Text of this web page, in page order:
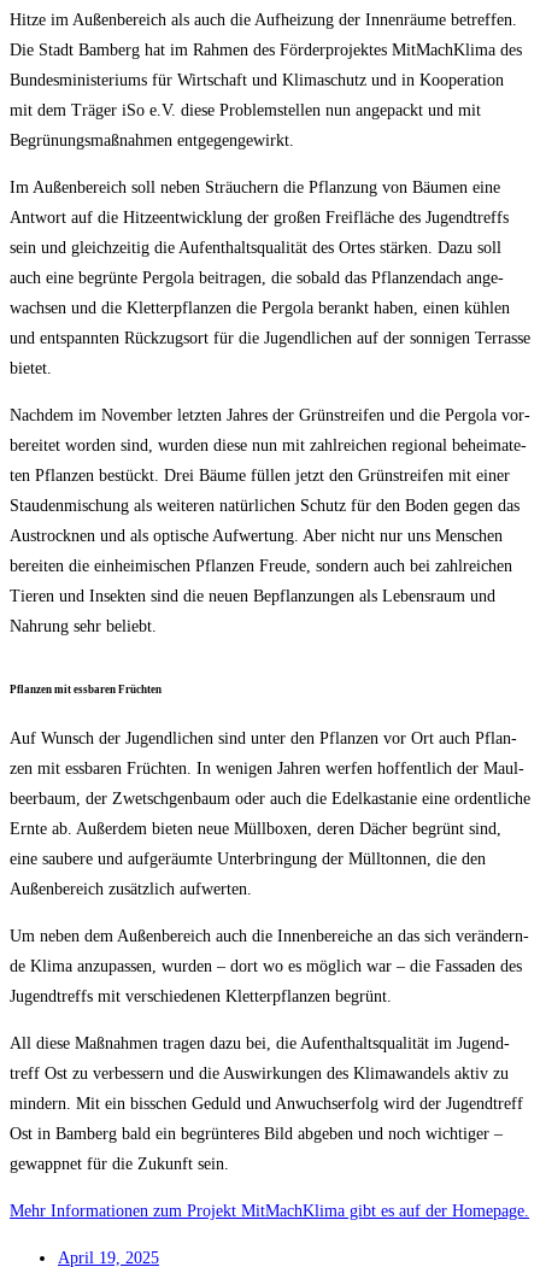
Hit­ze im Außen­be­reich als auch die Auf­hei­zung der Innen­räu­me betref­fen.
Die Stadt Bam­berg hat im Rah­men des För­der­pro­jek­tes Mit­Mach­Kli­ma des
Bun­des­mi­nis­te­ri­ums für Wirt­schaft und Kli­ma­schutz und in Koope­ra­ti­on
mit dem Trä­ger iSo e.V. die­se Pro­blem­stel­len nun ange­packt und mit
Begrü­nungs­maß­nah­men entgegengewirkt.
Im Außen­be­reich soll neben Sträu­chern die Pflan­zung von Bäu­men eine
Ant­wort auf die Hit­ze­ent­wick­lung der gro­ßen Frei­flä­che des Jugend­treffs
sein und gleich­zei­tig die Auf­ent­halts­qua­li­tät des Ortes stär­ken. Dazu soll
auch eine begrün­te Per­go­la bei­tra­gen, die sobald das Pflan­zen­dach ange­
wach­sen und die Klet­ter­pflan­zen die Per­go­la berankt haben, einen küh­len
und ent­spann­ten Rück­zugs­ort für die Jugend­li­chen auf der son­ni­gen Ter­ras­se
bietet.
Nach­dem im Novem­ber letz­ten Jah­res der Grün­strei­fen und die Per­go­la vor­
be­rei­tet wor­den sind, wur­den die­se nun mit zahl­rei­chen regio­nal behei­ma­te­
ten Pflan­zen bestückt. Drei Bäu­me fül­len jetzt den Grün­strei­fen mit einer
Stau­den­mi­schung als wei­te­ren natür­li­chen Schutz für den Boden gegen das
Aus­trock­nen und als opti­sche Auf­wer­tung. Aber nicht nur uns Men­schen
berei­ten die ein­hei­mi­schen Pflan­zen Freu­de, son­dern auch bei zahl­rei­chen
Tie­ren und Insek­ten sind die neu­en Bepflan­zun­gen als Lebens­raum und
Nah­rung sehr beliebt.
Pflan­zen mit ess­ba­ren Früchten
Auf Wunsch der Jugend­li­chen sind unter den Pflan­zen vor Ort auch Pflan­
zen mit ess­ba­ren Früch­ten. In weni­gen Jah­ren wer­fen hof­fent­lich der Maul­
beer­baum, der Zwetsch­ge­n­baum oder auch die Edel­kas­ta­nie eine ordent­li­che
Ern­te ab. Außer­dem bie­ten neue Müll­bo­xen, deren Dächer begrünt sind,
eine sau­be­re und auf­ge­räum­te Unter­brin­gung der Müll­ton­nen, die den
Außen­be­reich zusätz­lich aufwerten.
Um neben dem Außen­be­reich auch die Innen­be­rei­che an das sich ver­än­dern­
de Kli­ma anzu­pas­sen, wur­den – dort wo es mög­lich war – die Fas­sa­den des
Jugend­treffs mit ver­schie­de­nen Klet­ter­pflan­zen begrünt.
All die­se Maß­nah­men tra­gen dazu bei, die Auf­ent­halts­qua­li­tät im Jugend­
treff Ost zu ver­bes­sern und die Aus­wir­kun­gen des Kli­ma­wan­dels aktiv zu
min­dern. Mit ein biss­chen Geduld und Anwuchs­er­folg wird der Jugend­treff
Ost in Bam­berg bald ein begrün­te­res Bild abge­ben und noch wich­ti­ger –
gewapp­net für die Zukunft sein.
Mehr Infor­ma­tio­nen zum Pro­jekt Mit­Mach­Kli­ma gibt es auf der Homepage.
April 19, 2025